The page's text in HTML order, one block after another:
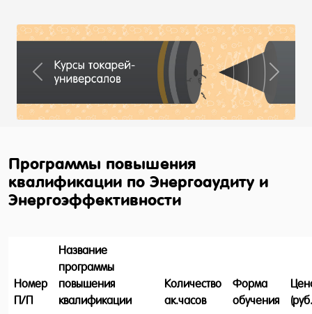
Previous Next
Программы повышения
квалификации по Энергоаудиту и
Энергоэффективности
Номер
П/П
Название
программы
повышения
квалификации
Количество
ак.часов
Форма
обучения